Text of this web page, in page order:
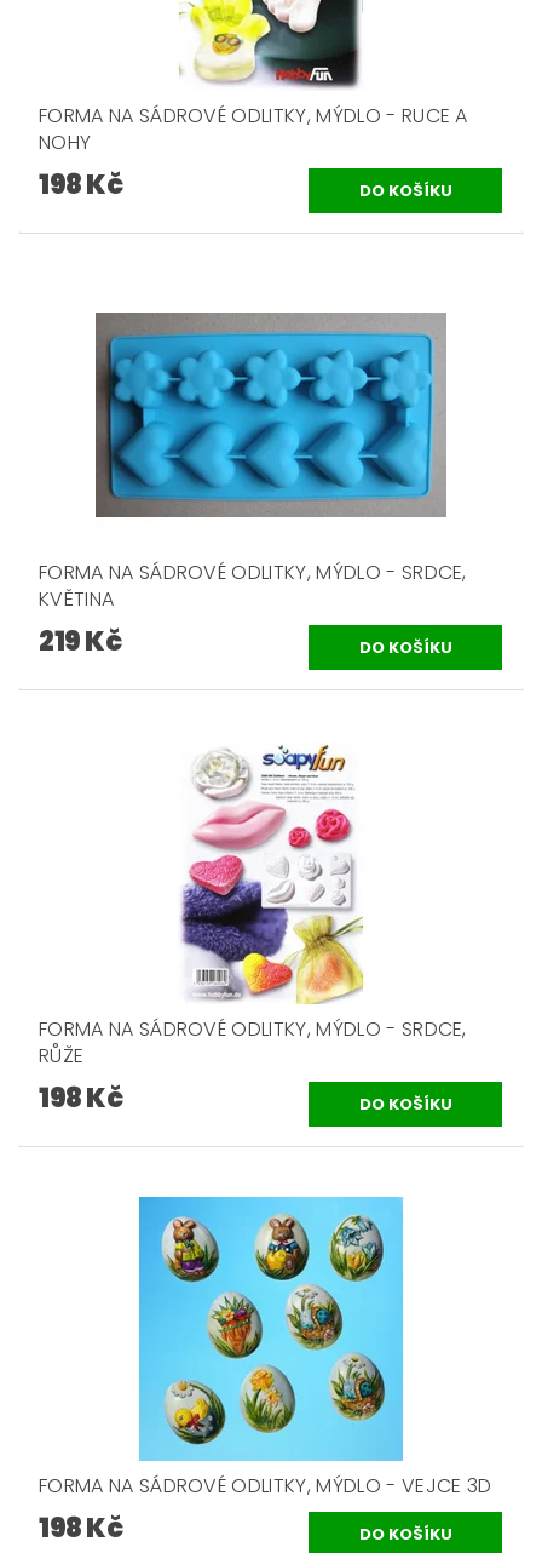
FORMA NA SÁDROVÉ ODLITKY, MÝDLO - RUCE A
NOHY
198 Kč
FORMA NA SÁDROVÉ ODLITKY, MÝDLO - SRDCE,
KVĚTINA
219 Kč
FORMA NA SÁDROVÉ ODLITKY, MÝDLO - SRDCE,
RŮŽE
198 Kč
FORMA NA SÁDROVÉ ODLITKY, MÝDLO - VEJCE 3D
198 Kč